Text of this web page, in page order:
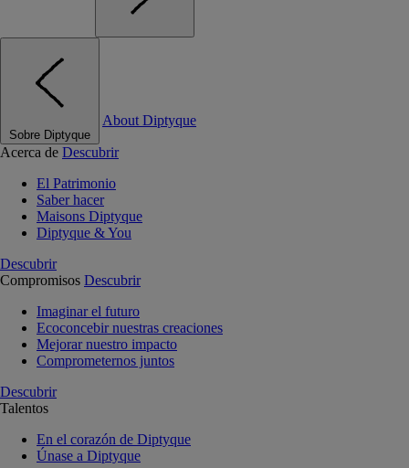
Sobre Diptyque
About Diptyque
Acerca de Descubrir
El Patrimonio
Saber hacer
Maisons Diptyque
Diptyque & You
Descubrir
Compromisos Descubrir
Imaginar el futuro
Ecoconcebir nuestras creaciones
Mejorar nuestro impacto
Comprometernos juntos
Descubrir
Talentos
En el corazón de Diptyque
Únase a Diptyque